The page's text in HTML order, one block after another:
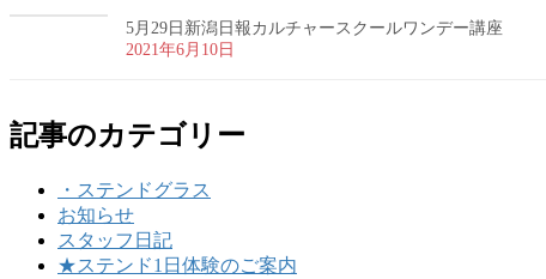
5月29日新潟日報カルチャースクールワンデー講座
2021年6月10日
記事のカテゴリー
・ステンドグラス
お知らせ
スタッフ日記
★ステンド1日体験のご案内